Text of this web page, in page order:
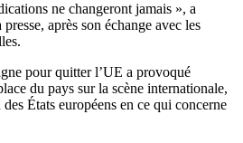
ne changeront jamais », a
après son échange avec les
pour quitter l’UE a provoqué
du pays sur la scène internationale,
États européens en ce qui concerne